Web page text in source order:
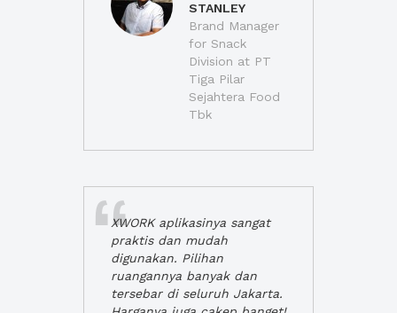
STANLEY
Brand Manager
for Snack
Division at PT
Tiga Pilar
Sejahtera Food
Tbk
XWORK aplikasinya sangat
praktis dan mudah
digunakan. Pilihan
ruangannya banyak dan
tersebar di seluruh Jakarta.